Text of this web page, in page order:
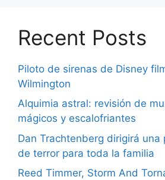
Recent Posts
Piloto de sirenas de Disney
Wilmington
Alquimia astral: revisión de
mágicos y escalofriantes
Dan Trachtenberg dirigirá una
de terror para toda la familia
Reed Timmer, Storm And